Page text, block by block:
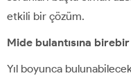
etkili bir çözüm.
Mide bulantısına birebir
Yıl boyunca